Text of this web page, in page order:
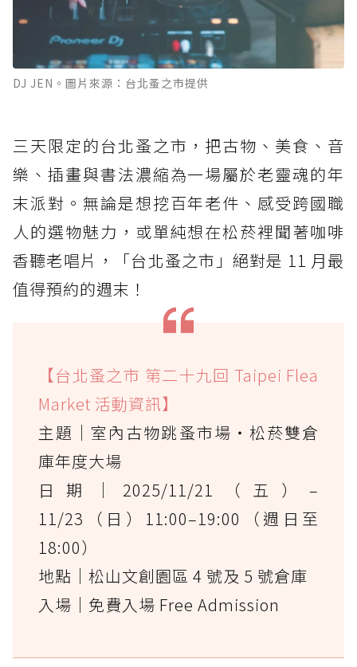
DJ JEN。圖片來源：台北蚤之市提供
三天限定的台北蚤之市，把古物、美食、音
樂、插畫與書法濃縮為一場屬於老靈魂的年
末派對。無論是想挖百年老件、感受跨國職
人的選物魅力，或單純想在松菸裡聞著咖啡
香聽老唱片，「台北蚤之市」絕對是 11 月最
值得預約的週末！
【台北蚤之市 第二十九回 Taipei Flea
Market 活動資訊】
主題｜室內古物跳蚤市場・松菸雙倉
庫年度大場
日期｜2025/11/21（五）–
11/23（日）11:00–19:00（週日至
18:00）
地點｜松山文創園區 4 號及 5 號倉庫
入場｜免費入場 Free Admission